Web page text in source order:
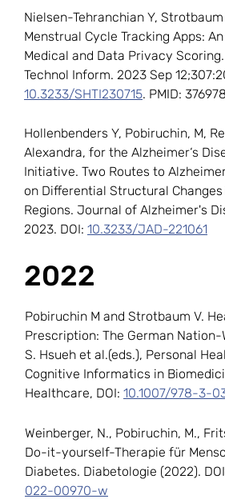
Nielsen-Tehranchian Y,
Menstrual Cycle Tracking Apps:
Medical and Data Privacy
Technol Inform. 2023 Sep
10.3233/SHTI230715. PMID:
Hollenbenders Y, Pobiruchin, M,
Alexandra, for the Alzheimer‘s
Initiative. Two Routes to
on Differential Structural Changes
Regions. Journal of Alzheimer's
2023. DOI: 10.3233/JAD-221061
2022
Pobiruchin M and Strotbaum V.
Prescription: The German Nation-
S. Hsueh et al.(eds.), Personal
Cognitive Informatics in
Healthcare, DOI: 10.1007/978-3-
Weinberger, N., Pobiruchin, M.,
Do-it-yourself-Therapie für
Diabetes. Diabetologie (2022).
022-00970-w